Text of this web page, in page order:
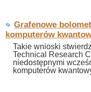
Grafenowe
komputerów
Takie wnioski
Technical Research
niedostępnymi
komputerów